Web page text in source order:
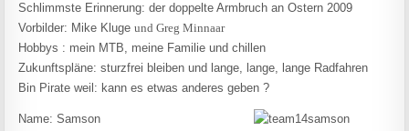
Schlimmste Erinnerung: der doppelte Armbruch an Ostern 2009
Vorbilder: Mike Klugeund Greg Minnaar
Hobbys : mein MTB, meine Familie und chillen
Zukunftspläne: sturzfrei bleiben und lange, lange, lange Radfahren
Bin Pirate weil: kann es etwas anderes geben ?
Name: Samson